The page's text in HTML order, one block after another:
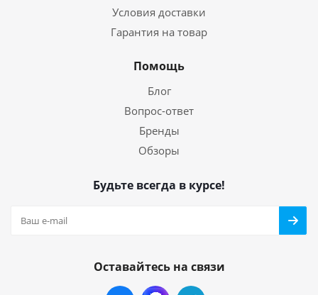
Условия доставки
Гарантия на товар
Помощь
Блог
Вопрос-ответ
Бренды
Обзоры
Будьте всегда в курсе!
Оставайтесь на связи